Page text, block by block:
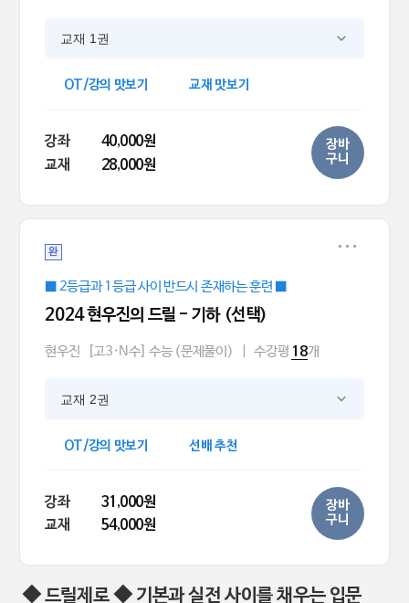
교재 1권
OT/강의 맛보기 교재 맛보기
강좌
40,000원
교재
28,000원
장바
구니
완
■ 2등급과 1등급 사이 반드시 존재하는 훈련 ■
2024 현우진의 드릴 - 기하 (선택)
현우진 [고3·N수] 수능 (문제풀이) 수강평 18개
교재 2권
OT/강의 맛보기 선배 추천
강좌
31,000원
교재
54,000원
장바
구니
◆ 드릴제로 ◆ 기본과 실전 사이를 채우는 입문